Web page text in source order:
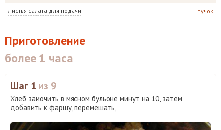
Листья салата для подачи пучок
Приготовление
более 1 часа
Шаг 1 из 9
Хлеб замочить в мясном бульоне минут на 10, затем
добавить к фаршу, перемешать,